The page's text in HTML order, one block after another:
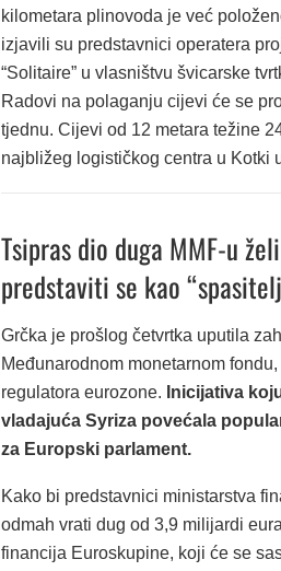
kilometara plinovoda je već
izjavili su predstavnici operatera
“Solitaire” u vlasništvu švicarske
Radovi na polaganju cijevi će se
tjednu. Cijevi od 12 metara težine
najbližeg logističkog centra u Kotki
Tsipras dio duga MMF-u
predstaviti se kao
Grčka je prošlog četvrtka uputila
Međunarodnom monetarnom
regulatora eurozone. Inicijativa
vladajuća Syriza povećala
za Europski parlament.
Kako bi predstavnici ministarstva
odmah vrati dug od 3,9 milijardi
financija Euroskupine, koji će se